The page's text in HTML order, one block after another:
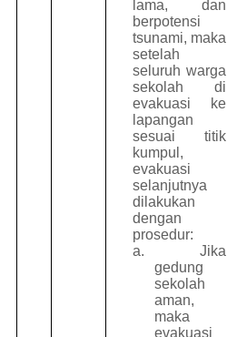
lama, dan
berpotensi
tsunami, maka
setelah
seluruh warga
sekolah di
evakuasi ke
lapangan
sesuai titik
kumpul,
evakuasi
selanjutnya
dilakukan
dengan
prosedur:
a.
Jika
gedung
sekolah
aman,
maka
evakuasi